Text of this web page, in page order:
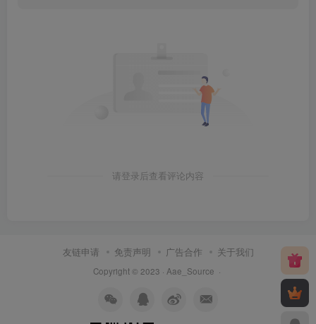
请登录后查看评论内容
友链申请 免责声明 广告合作 关于我们
Copyright © 2023 · Aae_Source ·